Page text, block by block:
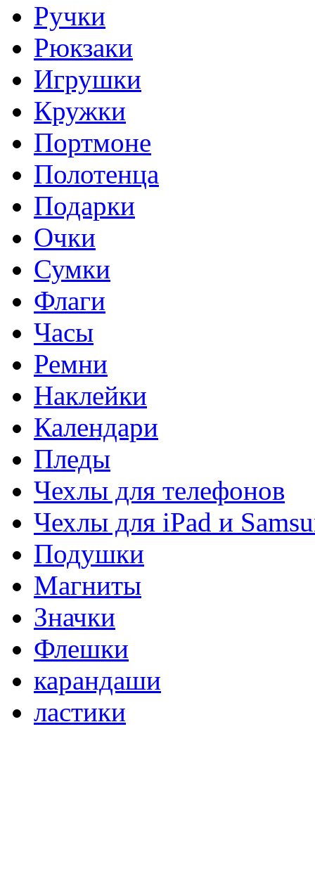
Ручки
Рюкзаки
Игрушки
Кружки
Портмоне
Полотенца
Подарки
Очки
Сумки
Флаги
Часы
Ремни
Наклейки
Календари
Пледы
Чехлы для телефонов
Чехлы для iPad и
Подушки
Магниты
Значки
Флешки
карандаши
ластики